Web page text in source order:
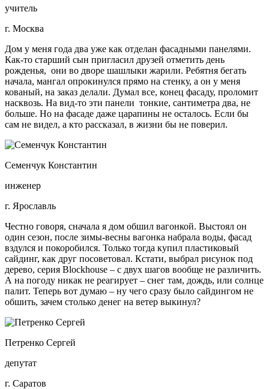
учитель
г. Москва
Дом у меня года два уже как отделан фасадными панелями.
Как-то старший сын пригласил друзей отметить день
рожденья, они во дворе шашлыки жарили. Ребятня бегать
начала, мангал опрокинулся прямо на стенку, а он у меня
кованый, на заказ делали. Думал все, конец фасаду, проломит
насквозь. На вид-то эти панели тонкие, сантиметра два, не
больше. Но на фасаде даже царапины не осталось. Если бы
сам не видел, а кто рассказал, в жизни бы не поверил.
Семенчук Константин
инженер
г. Ярославль
Честно говоря, сначала я дом обшил вагонкой. Выстоял он
один сезон, после зимы-весны вагонка набрала воды, фасад
вздулся и покоробился. Только тогда купил пластиковый
сайдинг, как друг посоветовал. Кстати, выбрал рисунок под
дерево, серия Blockhouse – с двух шагов вообще не различить.
А на погоду никак не реагирует – снег там, дождь, или солнце
палит. Теперь вот думаю – ну чего сразу было сайдингом не
обшить, зачем столько денег на ветер выкинул?
Петренко Сергей
депутат
г. Саратов